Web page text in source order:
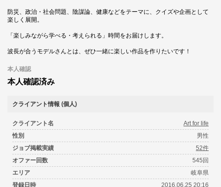
防災、政治・社会問題、陰謀論、健康などをテーマに、クイズや企画として
楽しく展開。
「楽しみながら学べる・考えられる」時間をお届けします。
波長が合うモデルさんとは、ぜひ一緒に楽しい作品を作りたいです！
本人確認
本人確認済み
クライアント情報 (個人)
クライアント名
Art for life
性別
男性
ジョブ掲載実績
52件
オファー回数
545回
エリア
岐阜県
登録日時
2016.06.25 20:16